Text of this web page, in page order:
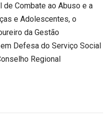
de Combate ao Abuso e a
e Adolescentes, o
da Gestão
Defesa do Serviço Social
Regional